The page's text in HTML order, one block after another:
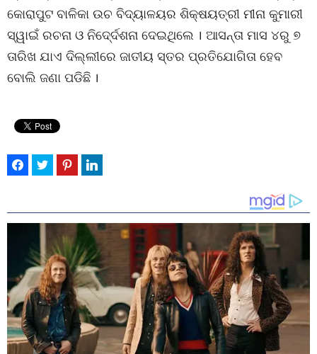
କୋରାପୁଟ ବାଳିକା ଉଚ ବିଦ୍ୟାଳୟର ଶିକ୍ଷୟତ୍ରୀ ମୀନା କୁମାରୀ
ସ୍ୱାଇଁ ରଚନା ଓ ନିଦେ୍ର୍ଦଶନା ଦେଇଥିଲେ । ଆସନ୍ତା ମାସ ୪ରୁ ୭
ତାରିଖ ଯାଏ ଦିଲ୍ଲୀରେ ଜାତୀୟ ସ୍ତର ପ୍ରତିଯୋଗିତା ହେବ
ବୋଲି ଜଣା ପଡିଛି ।